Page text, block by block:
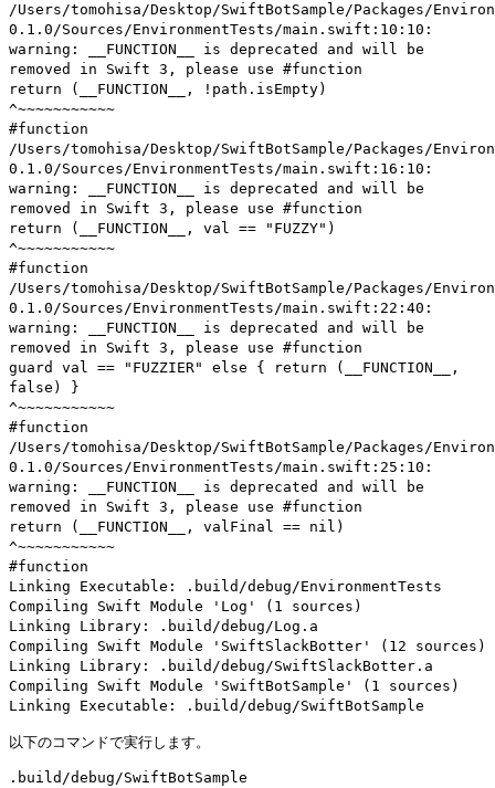
/Users/tomohisa/Desktop/SwiftBotSample/Packages/
0.1.0/Sources/EnvironmentTests/main.swift:10:10:
warning: __FUNCTION__ is deprecated and will be
removed in Swift 3, please use #function
return (__FUNCTION__, !path.isEmpty)
^~~~~~~~~~~~
#function
/Users/tomohisa/Desktop/SwiftBotSample/Packages/
0.1.0/Sources/EnvironmentTests/main.swift:16:10:
warning: __FUNCTION__ is deprecated and will be
removed in Swift 3, please use #function
return (__FUNCTION__, val == "FUZZY")
^~~~~~~~~~~~
#function
/Users/tomohisa/Desktop/SwiftBotSample/Packages/
0.1.0/Sources/EnvironmentTests/main.swift:22:40:
warning: __FUNCTION__ is deprecated and will be
removed in Swift 3, please use #function
guard val == "FUZZIER" else { return (__FUNCTION__,
false) }
^~~~~~~~~~~~
#function
/Users/tomohisa/Desktop/SwiftBotSample/Packages/
0.1.0/Sources/EnvironmentTests/main.swift:25:10:
warning: __FUNCTION__ is deprecated and will be
removed in Swift 3, please use #function
return (__FUNCTION__, valFinal == nil)
^~~~~~~~~~~~
#function
Linking Executable: .build/debug/EnvironmentTests
Compiling Swift Module 'Log' (1 sources)
Linking Library: .build/debug/Log.a
Compiling Swift Module 'SwiftSlackBotter' (12 sources)
Linking Library: .build/debug/SwiftSlackBotter.a
Compiling Swift Module 'SwiftBotSample' (1 sources)
Linking Executable: .build/debug/SwiftBotSample
以下のコマンドで実行します。
.build/debug/SwiftBotSample